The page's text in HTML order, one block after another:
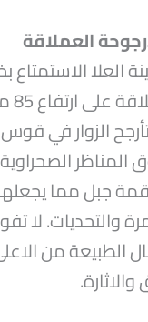
العلا
الزوار في
فوق المناظر
جبل مما
والتحديات. لا
الطبيعة من